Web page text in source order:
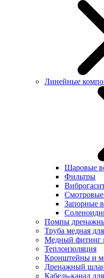
Линейные
Шаровые
Фильтры
Смотровые
Запорные
Помпы
Труба медная
Медный фитинг
Теплоизоляция
Кронштейны и
Дренажный
Кабель-канал